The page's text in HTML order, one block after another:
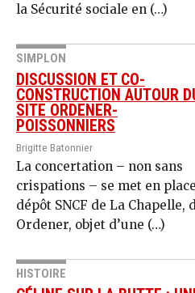
la Sécurité sociale en (…)
SIMPLON
DISCUSSION ET CO-
CONSTRUCTION AUTOUR
SITE ORDENER-
POISSONNIERS
Brigitte Batonnier
La concertation – non sans
crispations – se met en
dépôt SNCF de La Chapelle,
Ordener, objet d’une (…)
HISTOIRE